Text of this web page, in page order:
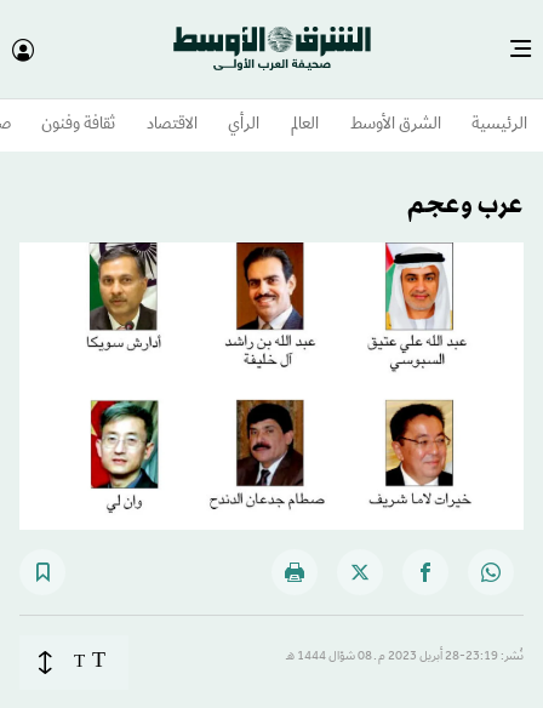
الرئيسية الشرق الأوسط​ العالم الرأي الاقتصاد ثقافة وفنون
عرب وعجم
نُشر: 23:19-28 أبريل 2023 م ـ 08 شوّال 1444 هـ T
T